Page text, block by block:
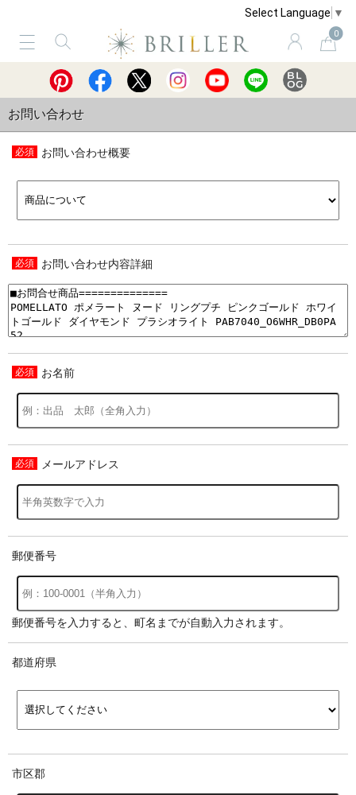
Select Language ▼
0
サービス ショッピングガイド 買取
お問い合わせ
お問い合わせ概要
お問い合わせ内容詳細
お名前
メールアドレス
郵便番号
郵便番号を入力すると、町名までが自動入力されます。
都道府県
市区郡